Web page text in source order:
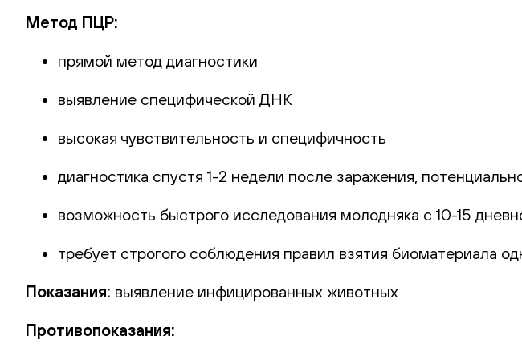
Метод ПЦР:
прямой метод диагностики
выявление специфической ДНК
высокая чувствительность и специфичность
диагностика спустя 1-2 недели после заражения,
возможность быстрого исследования молодняка с 10-15
требует строгого соблюдения правил взятия биоматериала
Показания: выявление инфицированных животных
Противопоказания: